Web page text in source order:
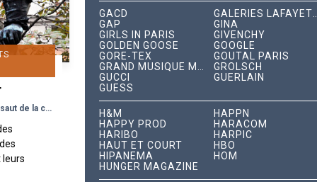
Les Tortues Ninja se lancent à l’assaut de la capitale
leurs
GACD
GAP
GINA
GIRLS IN PARIS
GIVENCHY
GOLDEN GOOSE
GOOGLE
GORE-TEX
GOUTAL PARIS
GROLSCH
GUCCI
GUERLAIN
GUESS
H&M
HAPPN
HAPPY PROD
HARACOM
HARIBO
HARPIC
HAUT ET COURT
HBO
HIPANEMA
HOM
HUNGER MAGAZINE